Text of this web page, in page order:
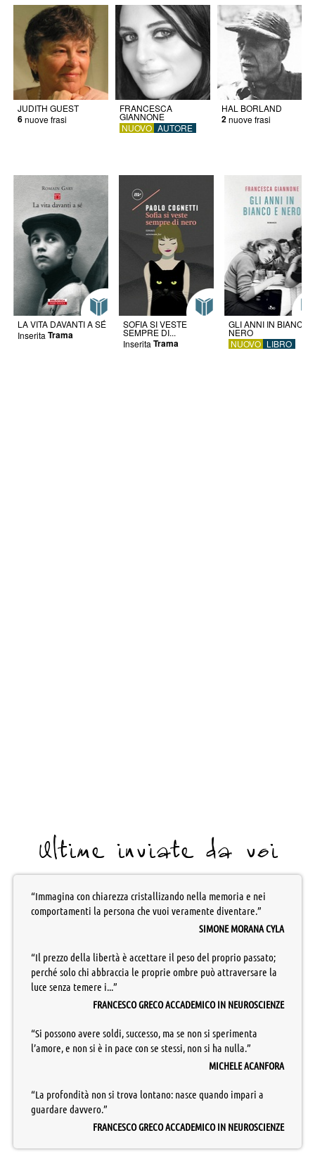
JUDITH GUEST
6nuove frasi
FRANCESCA
GIANNONE
NUOVO AUTORE
HAL BORLAND
2nuove frasi
LA VITA DAVANTI A SÉ
Inserita Trama
SOFIA SI VESTE
SEMPRE DI...
Inserita Trama
GLI ANNI IN BIANCO
NERO
NUOVO LIBRO
Ultime inviate da voi
“Immagina con chiarezza cristallizando nella memoria e nei
comportamenti la persona che vuoi veramente diventare.”
SIMONE MORANA CYLA
“Il prezzo della libertà è accettare il peso del proprio passato;
perché solo chi abbraccia le proprie ombre può attraversare la
luce senza temere i...”
FRANCESCO GRECO ACCADEMICO IN NEUROSCIENZE
“Si possono avere soldi, successo, ma se non si sperimenta
l’amore, e non si è in pace con se stessi, non si ha nulla.”
MICHELE ACANFORA
“La profondità non si trova lontano: nasce quando impari a
guardare davvero.”
FRANCESCO GRECO ACCADEMICO IN NEUROSCIENZE